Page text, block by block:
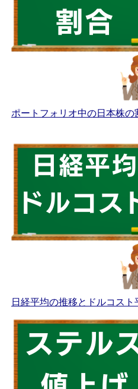
ポートフォリオ中の日本株の
日経平均の推移とドルコスト